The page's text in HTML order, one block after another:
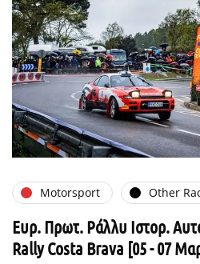
Motorsport Other
Ευρ. Πρωτ. Ράλλυ Ιστορ.
Rally Costa Brava [05 - 07